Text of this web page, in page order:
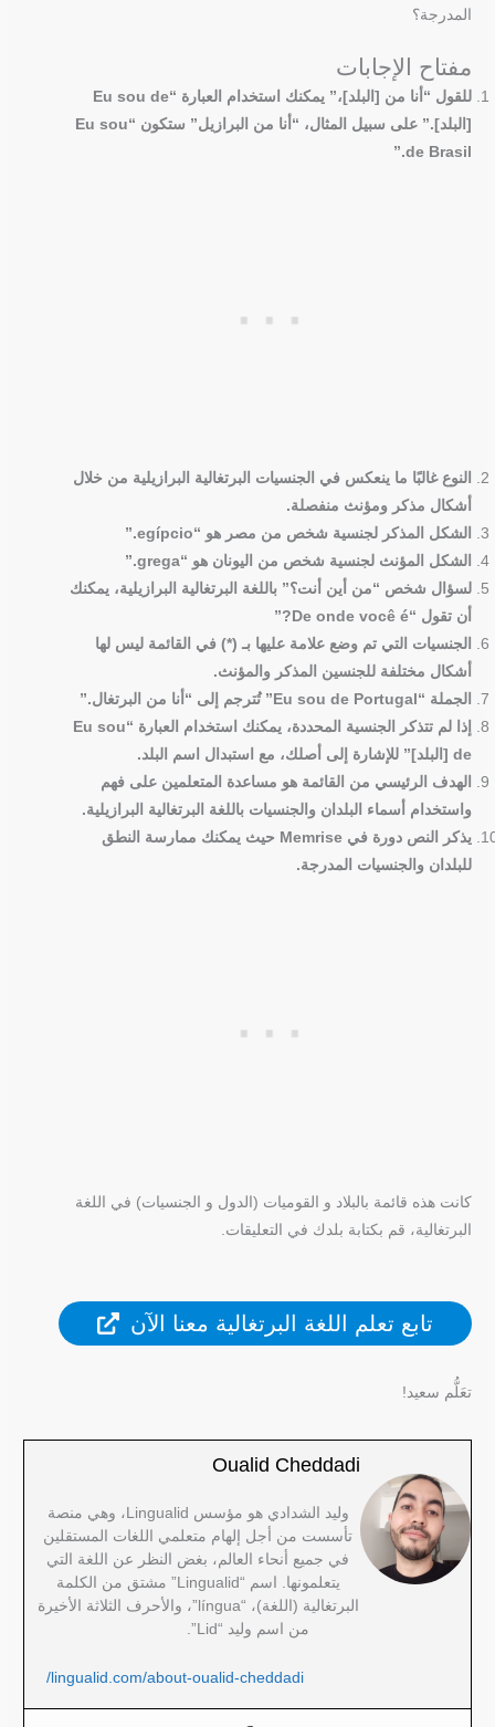
المدرجة؟
مفتاح الإجابات
للقول “أنا من [البلد]،” يمكنك استخدام العبارة “Eu sou de
[البلد].” على سبيل المثال، “أنا من البرازيل” ستكون “Eu sou
de Brasil.”
النوع غالبًا ما ينعكس في الجنسيات البرتغالية البرازيلية من خلال
أشكال مذكر ومؤنث منفصلة.
الشكل المذكر لجنسية شخص من مصر هو “egípcio.”
الشكل المؤنث لجنسية شخص من اليونان هو “grega.”
لسؤال شخص “من أين أنت؟” باللغة البرتغالية البرازيلية، يمكنك
أن تقول “De onde você é?”
الجنسيات التي تم وضع علامة عليها بـ (*) في القائمة ليس لها
أشكال مختلفة للجنسين المذكر والمؤنث.
الجملة “Eu sou de Portugal” تُترجم إلى “أنا من البرتغال.”
إذا لم تتذكر الجنسية المحددة، يمكنك استخدام العبارة “Eu sou
de [البلد]” للإشارة إلى أصلك، مع استبدال اسم البلد.
الهدف الرئيسي من القائمة هو مساعدة المتعلمين على فهم
واستخدام أسماء البلدان والجنسيات باللغة البرتغالية البرازيلية.
يذكر النص دورة في Memrise حيث يمكنك ممارسة النطق
للبلدان والجنسيات المدرجة.
كانت هذه قائمة بالبلاد و القوميات (الدول و الجنسيات) في اللغة
البرتغالية، قم بكتابة بلدك في التعليقات.
تابع تعلم اللغة البرتغالية معنا الآن
تعَلُّم سعيد!
Oualid Cheddadi
وليد الشدادي هو مؤسس Lingualid، وهي منصة
تأسست من أجل إلهام متعلمي اللغات المستقلين
في جميع أنحاء العالم، بغض النظر عن اللغة التي
يتعلمونها. اسم “Lingualid” مشتق من الكلمة
البرتغالية (اللغة)، “língua”، والأحرف الثلاثة الأخيرة
من اسم وليد “Lid”.
lingualid.com/about-oualid-cheddadi/